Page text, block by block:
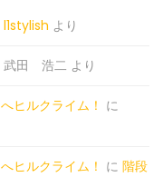
l1stylish より
武田 浩二 より
へヒルクライム！ に
へヒルクライム！ に 階段